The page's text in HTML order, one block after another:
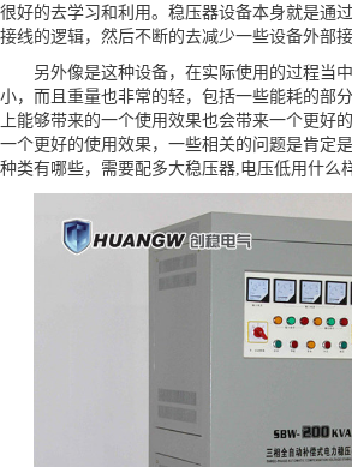
很好的去学习和利用。稳压器设备本身就是通
接线的逻辑，然后不断的去减少一些设备外部接
另外像是这种设备，在实际使用的过程当
小，而且重量也非常的轻，包括一些能耗的部
上能够带来的一个使用效果也会带来一个更好
一个更好的使用效果，一些相关的问题是肯定
种类有哪些，需要配多大稳压器,电压低用什么